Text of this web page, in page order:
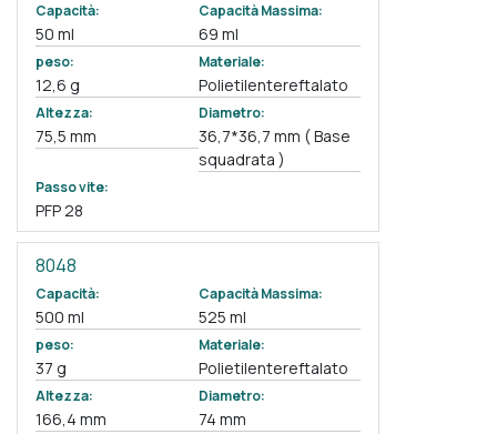
Capacità:
50 ml
Capacità Massima:
69 ml
peso:
12,6 g
Materiale:
Polietilentereftalato
Altezza:
75,5 mm
Diametro:
36,7*36,7 mm ( Base
squadrata )
Passo vite:
PFP 28
8048
Capacità:
500 ml
Capacità Massima:
525 ml
peso:
37 g
Materiale:
Polietilentereftalato
Altezza:
166,4 mm
Diametro:
74 mm